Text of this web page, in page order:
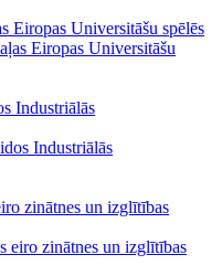
Eiropas Universitāšu spēlēs
Industriālās
zinātnes un izglītības